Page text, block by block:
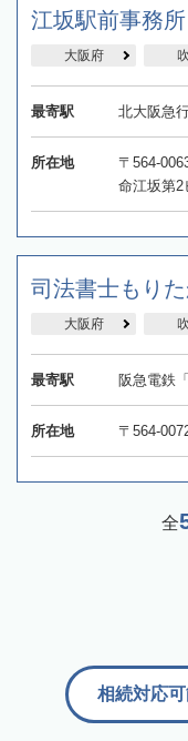
江坂駅前事務所
大阪府
最寄駅 北大阪急
所在地
〒564-
命江坂第2
司法書士もり
大阪府
最寄駅 阪急電鉄
所在地 〒564-
全
相続対応